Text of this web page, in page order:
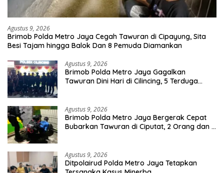
Agustus 9, 2026
Brimob Polda Metro Jaya Cegah Tawuran di Cipayung, Sita
Besi Tajam hingga Balok Dan 8 Pemuda Diamankan
Agustus 9, 2026
Brimob Polda Metro Jaya Gagalkan
Tawuran Dini Hari di Cilincing, 5 Terduga
Agustus 9, 2026
Brimob Polda Metro Jaya Bergerak Cepat
Bubarkan Tawuran di Ciputat, 2 Orang dan 3
Agustus 9, 2026
Ditpolairud Polda Metro Jaya Tetapkan